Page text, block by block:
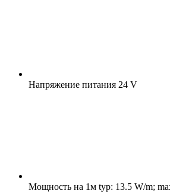
Напряжение питания 24 V
Мощность на 1м typ: 13.5 W/m;